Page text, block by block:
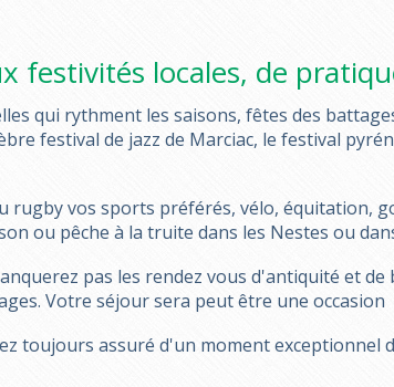
festivités locales, de
qui rythment les saisons, fêtes des
festival de jazz de Marciac, le festival
vos sports préférés, vélo, équitation,
ou pêche à la truite dans les Nestes ou
pas les rendez vous d'antiquité et
Votre séjour sera peut être une
toujours assuré d'un moment